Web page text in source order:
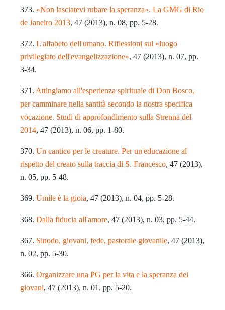
373. «Non lasciatevi rubare la speranza». La GMG di Rio
de Janeiro 2013, 47 (2013), n. 08, pp. 5-28.
372. L'alfabeto dell'umano. Riflessioni sul «luogo
privilegiato dell'evangelizzazione», 47 (2013), n. 07, pp.
3-34.
371. Attingiamo all'esperienza spirituale di Don Bosco,
per camminare nella santità secondo la nostra specifica
vocazione. Studi di approfondimento sulla Strenna del
2014, 47 (2013), n. 06, pp. 1-80.
370. Un cantico per le creature. Per un'educazione al
rispetto del creato sulla traccia di S. Francesco, 47 (2013),
n. 05, pp. 5-48.
369. Umile è la gioia, 47 (2013), n. 04, pp. 5-28.
368. Dalla fiducia all'amore, 47 (2013), n. 03, pp. 5-44.
367. Sinodo, giovani, fede, pastorale giovanile, 47 (2013),
n. 02, pp. 5-30.
366. Organizzare una PG per la vita e la speranza dei
giovani, 47 (2013), n. 01, pp. 5-20.